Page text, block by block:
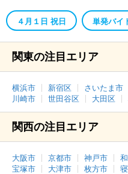
４月１日 祝日 単発バイ
関東の注目エリア
横浜市 新宿区 さいたま市
川崎市
世田谷区 大田区
関西の注目エリア
大阪市 京都市 神戸市
宝塚市
大津市 枚方市